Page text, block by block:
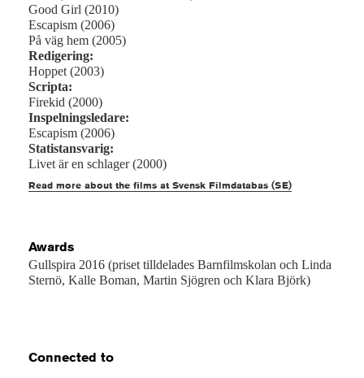
Good Girl (2010)
Escapism (2006)
På väg hem (2005)
Redigering:
Hoppet (2003)
Scripta:
Firekid (2000)
Inspelningsledare:
Escapism (2006)
Statistansvarig:
Livet är en schlager (2000)
Read more about the films at Svensk Filmdatabas (SE)
Awards
Gullspira 2016 (priset tilldelades Barnfilmskolan och Linda
Sternö, Kalle Boman, Martin Sjögren och Klara Björk)
Connected to